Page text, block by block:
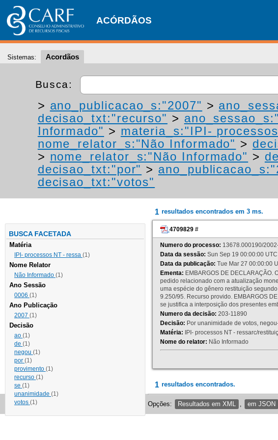
ACÓRDÃOS
Sistemas: Acordãos
Busca:
> ano_publicacao_s:"2007" >
decisao_txt:"recurso" >
Informado" > materia_s:"IPI-
nome_relator_s:"Não Informado" >
> nome_relator_s:"Não Informado" >
decisao_txt:"por" >
decisao_txt:"votos"
BUSCA FACETADA
Matéria
IPI- processos NT - ressa (1)
Nome Relator
Não Informado (1)
Ano Sessão
0006 (1)
Ano Publicação
2007 (1)
Decisão
ao (1)
de (1)
negou (1)
por (1)
provimento (1)
recurso (1)
se (1)
unanimidade (1)
votos (1)
1 resultados encontrados em 3 ms.
4709829 #
Numero do processo: 13678.000190/
Data da sessão: Sun Sep 19 00:00:00 UTC
Data da publicação: Tue Mar 27 00:00:00
Ementa: EMBARGOS DE
pedido relacionado com a atualização
uma espécie do gênero restituição
9.250/95. Recurso provido. EMBARGOS
se justifica a interposição dos presentes
Numero da decisão: 203-11890
Decisão: Por unanimidade de votos,
Matéria: IPI- processos NT - ressarc/
Nome do relator: Não Informado
1 resultados encontrados.
Opções: Resultados em XML em JSON